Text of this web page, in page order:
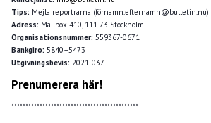
Tips: Mejla reportrarna (förnamn.efternamn@bulletin.nu)
Adress: Mailbox 410, 111 73 Stockholm
Organisationsnummer: 559367-0671
Bankgiro: 5840–5473
Utgivningsbevis: 2021-037
Prenumerera här!
*********************************************